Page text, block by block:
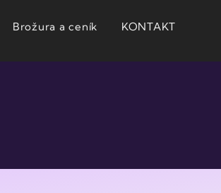
Brožura a ceník KONTAKT